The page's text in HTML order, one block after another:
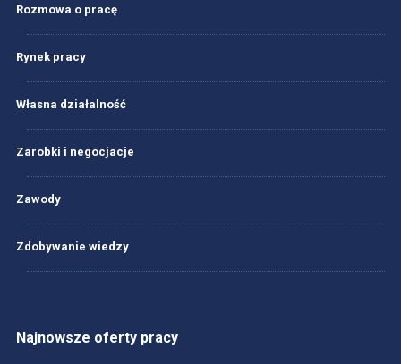
Rozmowa o pracę
Rynek pracy
Własna działalność
Zarobki i negocjacje
Zawody
Zdobywanie wiedzy
Najnowsze oferty pracy